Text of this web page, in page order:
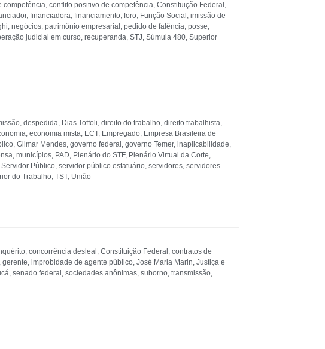
competência, conflito positivo de competência, Constituição Federal ,
, financiadora, financiamento, foro, Função Social , imissão de
, negócios, patrimônio empresarial , pedido de falência, posse,
judicial em curso, recuperanda, STJ, Súmula 480, Superior
, despedida, Dias Toffoli, direito do trabalho, direito trabalhista,
, economia mista, ECT, Empregado, Empresa Brasileira de
, Gilmar Mendes, governo federal , governo Temer, inaplicabilidade,
, municípios, PAD, Plenário do STF, Plenário Virtual da Corte,
Servidor Público, servidor público estatuário, servidores, servidores
do Trabalho, TST, União
, concorrência desleal , Constituição Federal , contratos de
, gerente, improbidade de agente público, José Maria Marin, Justiça e
, senado federal , sociedades anônimas, suborno, transmissão,